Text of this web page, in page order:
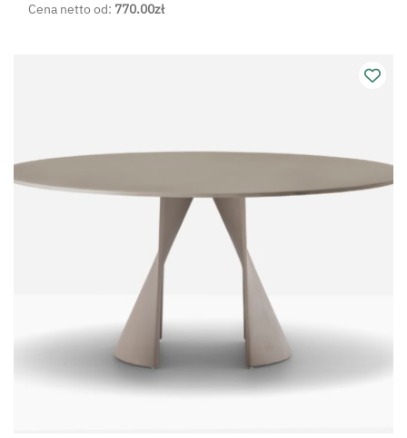
Cena netto od: 770.00zł